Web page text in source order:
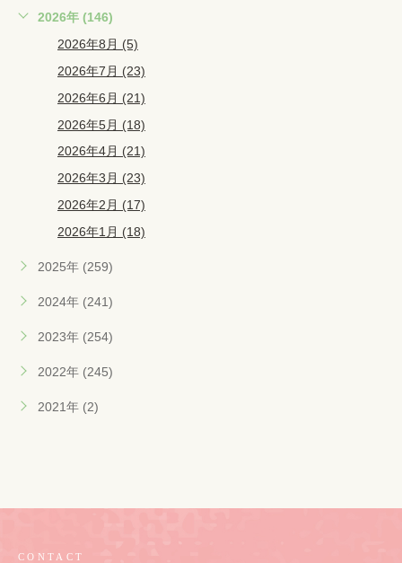
2026年 (146)
2026年8月 (5)
2026年7月 (23)
2026年6月 (21)
2026年5月 (18)
2026年4月 (21)
2026年3月 (23)
2026年2月 (17)
2026年1月 (18)
2025年 (259)
2024年 (241)
2023年 (254)
2022年 (245)
2021年 (2)
CONTACT